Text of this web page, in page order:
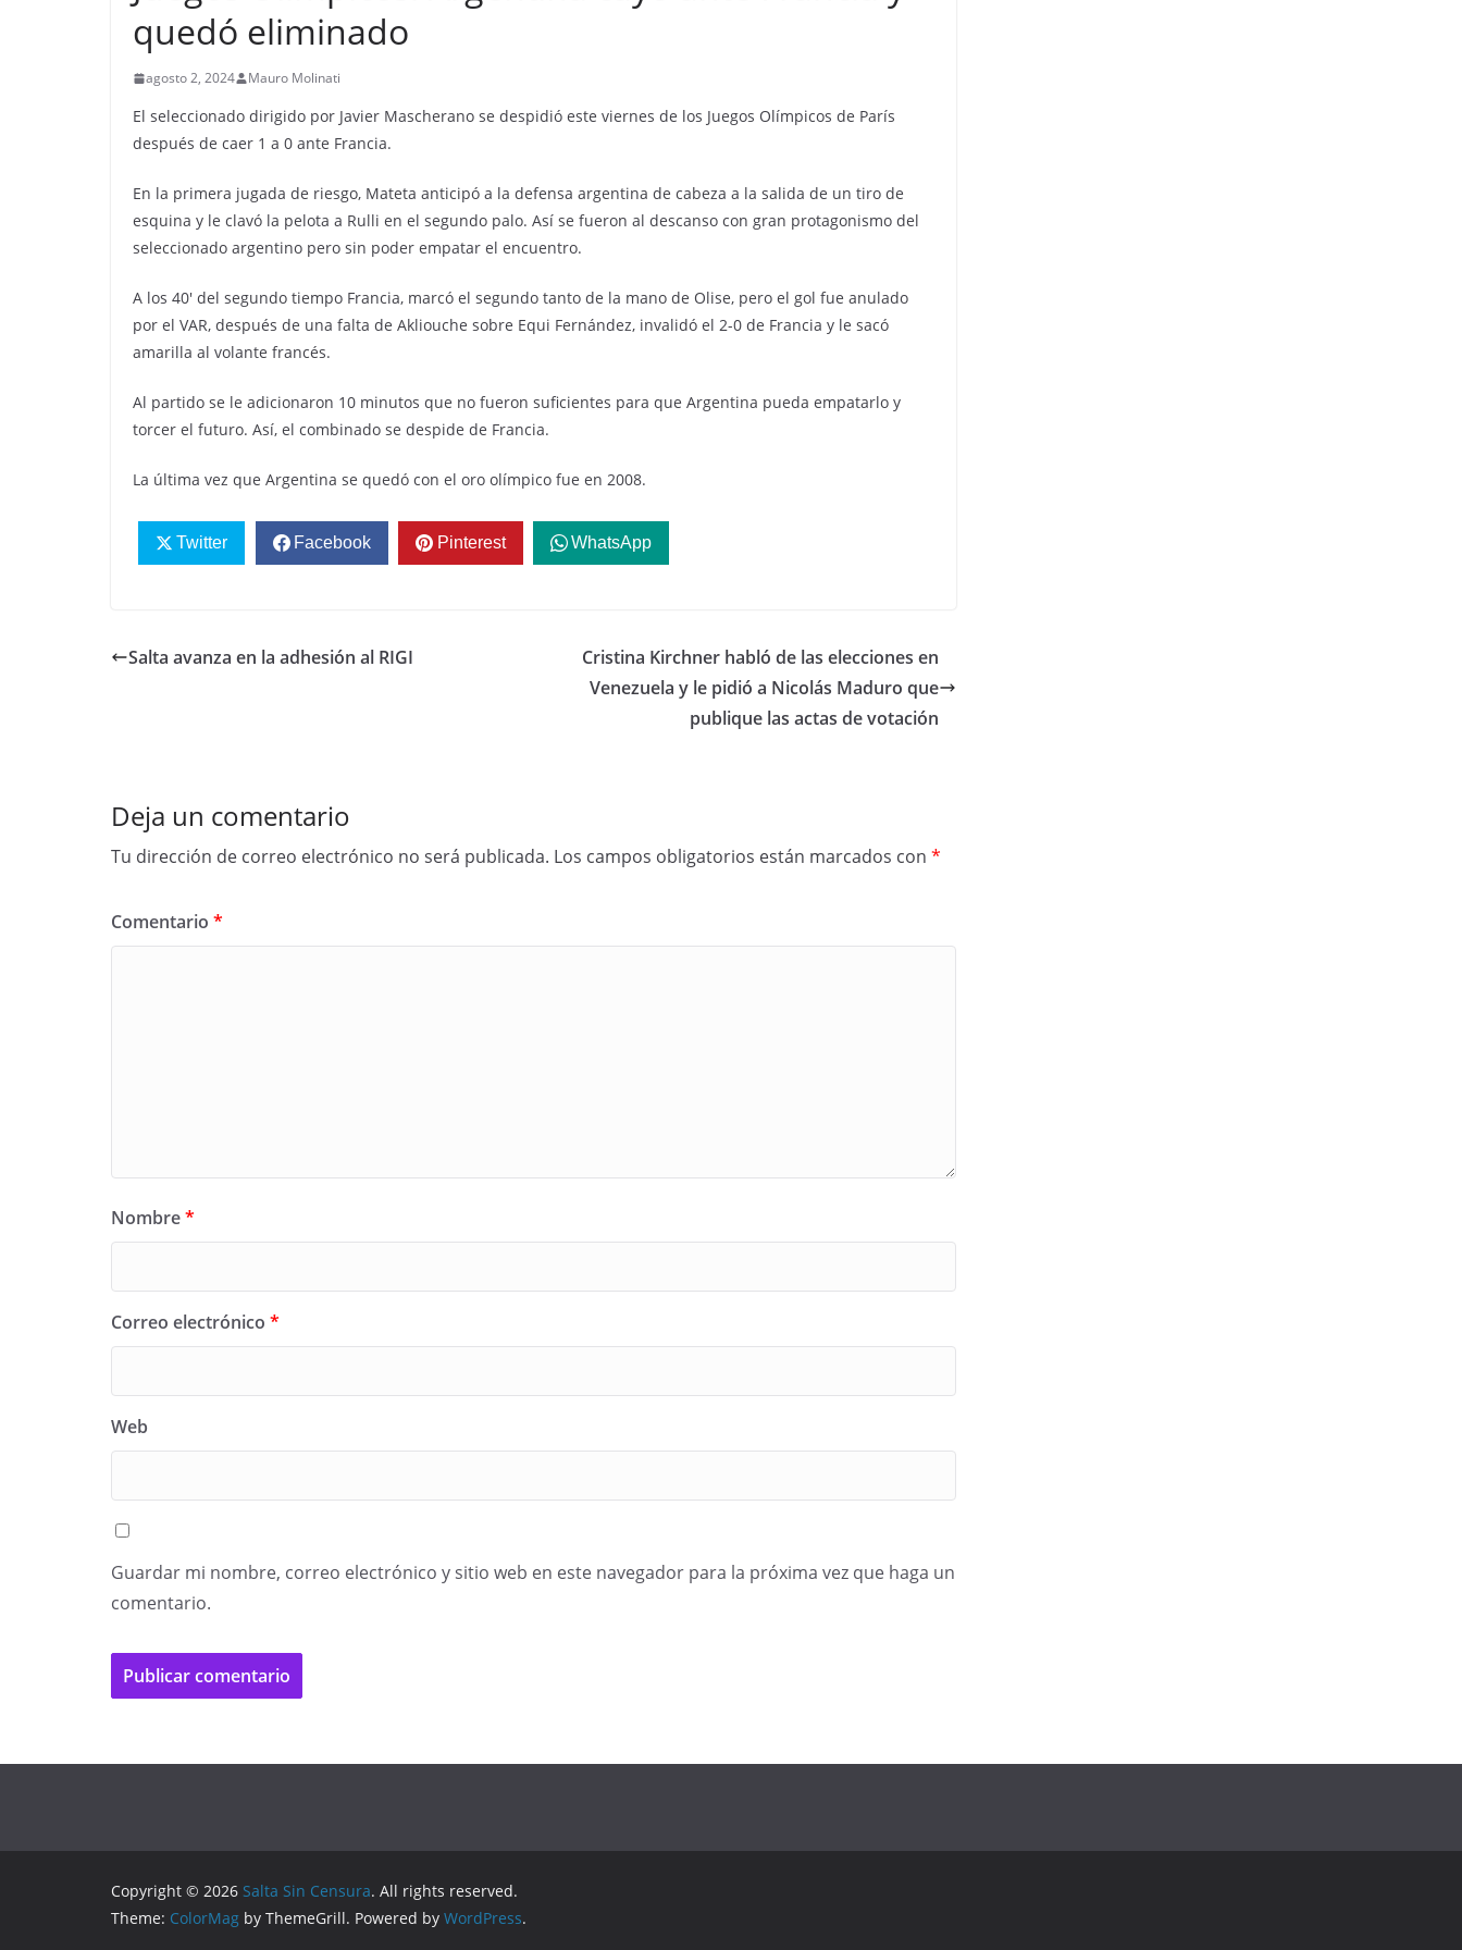
quedó eliminado
agosto 2, 2024 Mauro Molinati
El seleccionado dirigido por Javier Mascherano se despidió este viernes de los Juegos Olímpicos de París
después de caer 1 a 0 ante Francia.
En la primera jugada de riesgo, Mateta anticipó a la defensa argentina de cabeza a la salida de un tiro de
esquina y le clavó la pelota a Rulli en el segundo palo. Así se fueron al descanso con gran protagonismo del
seleccionado argentino pero sin poder empatar el encuentro.
A los 40′ del segundo tiempo Francia, marcó el segundo tanto de la mano de Olise, pero el gol fue anulado
por el VAR, después de una falta de Akliouche sobre Equi Fernández, invalidó el 2-0 de Francia y le sacó
amarilla al volante francés.
Al partido se le adicionaron 10 minutos que no fueron suficientes para que Argentina pueda empatarlo y
torcer el futuro. Así, el combinado se despide de Francia.
La última vez que Argentina se quedó con el oro olímpico fue en 2008.
Twitter Facebook Pinterest WhatsApp
Salta avanza en la adhesión al RIGI
Cristina Kirchner habló de las elecciones en
Venezuela y le pidió a Nicolás Maduro que
publique las actas de votación
Deja un comentario
Tu dirección de correo electrónico no será publicada. Los campos obligatorios están marcados con *
Comentario *
Nombre*
Correo electrónico *
Web
Guardar mi nombre, correo electrónico y sitio web en este navegador para la próxima vez que haga un
comentario.
Copyright © 2026 Salta Sin Censura. All rights reserved.
Theme: ColorMag by ThemeGrill. Powered by WordPress.